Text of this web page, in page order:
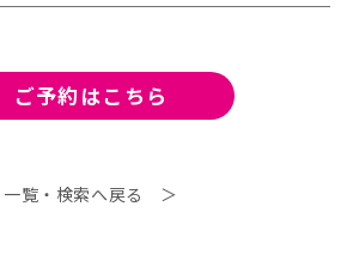
ご予約はこちら
一覧・検索へ戻る ＞